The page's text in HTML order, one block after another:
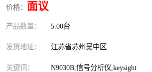
价格： 面议
产品数量： 5.00台
发货地址： 江苏省苏州吴中区
关键词： N9030B,信号分析仪,keysight